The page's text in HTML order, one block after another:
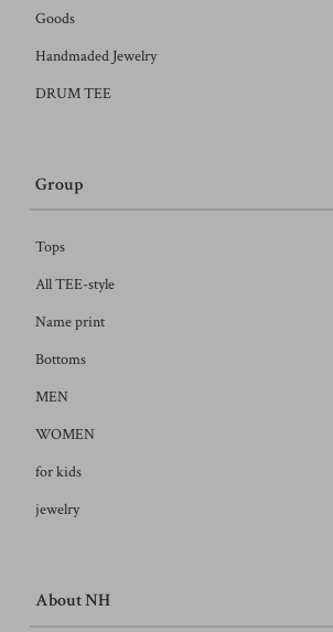
Goods
Handmaded Jewelry
DRUM TEE
Group
Tops
All TEE-style
Name print
Bottoms
MEN
WOMEN
for kids
jewelry
About NH